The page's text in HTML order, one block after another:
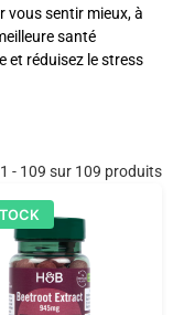
vous sentir mieux, à
santé
et réduisez le stress
1 - 109 sur 109 produits